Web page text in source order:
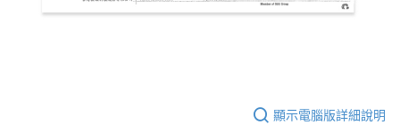
顯示電腦版詳細說明